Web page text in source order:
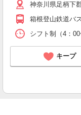
神奈川県足柄下
箱根登山鉄道バ
シフト制（4：
キープ